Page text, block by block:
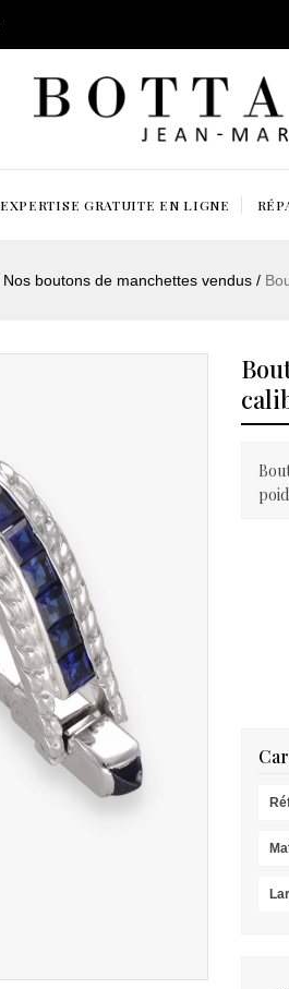
EXPERTISE GRATUITE EN LIGNE
Nos boutons de manchettes vendus